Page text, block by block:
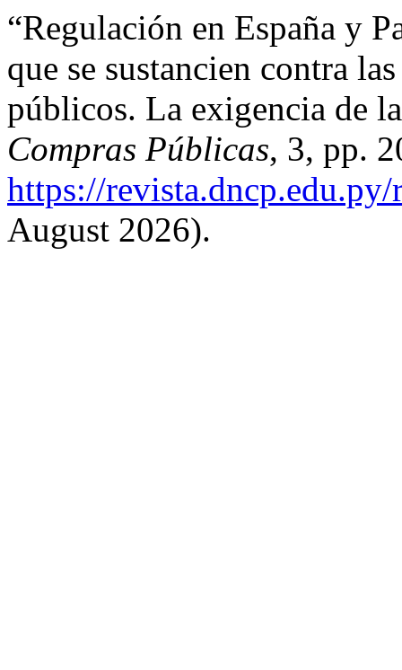
“Regulación en España y
que se sustancien contra
públicos. La exigencia de
Compras Públicas, 3, pp.
https://
August 2026).